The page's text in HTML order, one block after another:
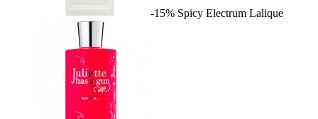
-15% Spicy Electrum Lalique